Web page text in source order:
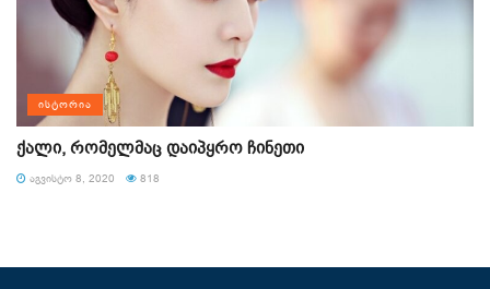
ᲘᲡᲢᲝᲠᲘᲐ
ქალი, რომელმაც დაიპყრო ჩინეთი
ᲐᲒᲕᲘᲡᲢᲝ 8, 2020 818